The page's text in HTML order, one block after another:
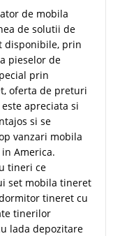
de mobila
de solutii de
disponibile, prin
pieselor de
prin
oferta de preturi
apreciata si
si se
vanzari mobila
America.
tineri ce
set mobila tineret
tineret cu
tinerilor
lada depozitare